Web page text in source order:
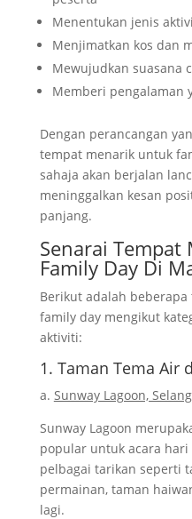
12. Taman
13. Taman
15. Kawasan
16. Eco Park
17. Tempat
18. Kampung
19. Taman
20. Taman
Jadi
Tips Memilih
Day
Penutup
Family Day
Apakah kriteria
tempat menarik
Adakah terdapat
family day yang
Menentukan jenis
Menjimatkan kos dan
Mewujudkan suasana
Memberi pengalaman
Dengan perancangan
tempat menarik untuk
sahaja akan berjalan
meninggalkan kesan
panjang.
Senarai
Family Day Di
Berikut adalah
family day mengikut
aktiviti:
1. Taman Tema Air
a. Sunway Lagoon,
Sunway Lagoon
popular untuk acara hari
pelbagai tarikan seperti
permainan, taman
lagi.